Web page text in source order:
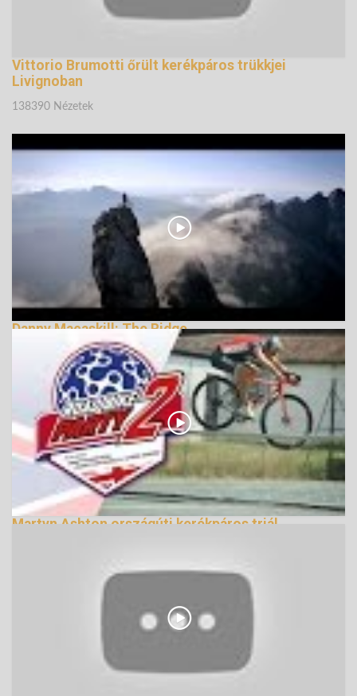
Vittorio Brumotti őrült kerékpáros trükkjei
Livignoban
138390 Nézetek
Danny Macaskill: The Ridge
170560 Nézetek
Martyn Ashton országúti kerékpáros triál